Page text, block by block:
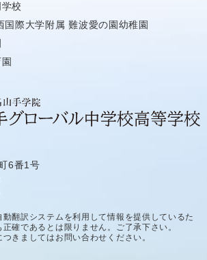
校
国際大学附属 難波愛の園幼稚園
6番1号
翻訳システムを利用して情報を提供しているた
確であるとは限りません。ご了承下さい。
きましてはお問い合わせください。